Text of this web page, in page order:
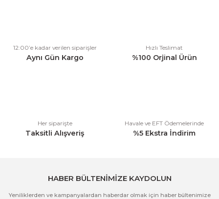
Ürün açıklamasında eksik bilgiler bulunuyor.
Ürün bilgilerinde hatalar bulunuyor.
12:00’e kadar verilen siparişler
Aynı Gün Kargo
Hızlı Teslimat
%100 Orjinal Ürün
Her siparişte
Taksitli Alışveriş
Havale ve EFT Ödemelerinde
%5 Ekstra İndirim
HABER BÜLTENİMİZE KAYDOLUN
Yeniliklerden ve kampanyalardan haberdar olmak için haber bültenimize